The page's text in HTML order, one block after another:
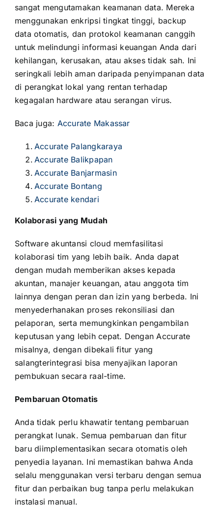
sangat mengutamakan keamanan data. Mereka
menggunakan enkripsi tingkat tinggi, backup
data otomatis, dan protokol keamanan canggih
untuk melindungi informasi keuangan Anda dari
kehilangan, kerusakan, atau akses tidak sah. Ini
seringkali lebih aman daripada penyimpanan data
di perangkat lokal yang rentan terhadap
kegagalan hardware atau serangan virus.
Baca juga: Accurate Makassar
Accurate Palangkaraya
Accurate Balikpapan
Accurate Banjarmasin
Accurate Bontang
Accurate kendari
Kolaborasi yang Mudah
Software akuntansi cloud memfasilitasi
kolaborasi tim yang lebih baik. Anda dapat
dengan mudah memberikan akses kepada
akuntan, manajer keuangan, atau anggota tim
lainnya dengan peran dan izin yang berbeda. Ini
menyederhanakan proses rekonsiliasi dan
pelaporan, serta memungkinkan pengambilan
keputusan yang lebih cepat. Dengan Accurate
misalnya, dengan dibekali fitur yang
salangterintegrasi bisa menyajikan laporan
pembukuan secara raal-time.
Pembaruan Otomatis
Anda tidak perlu khawatir tentang pembaruan
perangkat lunak. Semua pembaruan dan fitur
baru diimplementasikan secara otomatis oleh
penyedia layanan. Ini memastikan bahwa Anda
selalu menggunakan versi terbaru dengan semua
fitur dan perbaikan bug tanpa perlu melakukan
instalasi manual.